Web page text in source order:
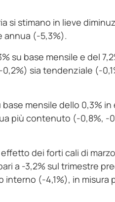
si stimano in lieve
annua (-5,3%).
su base mensile e del
sia tendenziale (-
mensile dello 0,3% in
più contenuto (-0,8%, -
dei forti cali di
a -3,2% sul trimestre
(-4,1%), in misura